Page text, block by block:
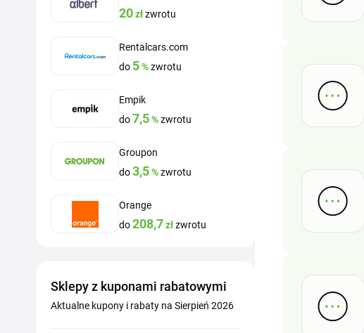
20złzwrotu
Rentalcars.com
do 5%zwrotu
Empik
do7,5%zwrotu
Groupon
do3,5%zwrotu
Orange
do208,7złzwrotu
Sklepy z kuponami rabatowymi
Aktualne kupony i rabaty na Sierpień 2026